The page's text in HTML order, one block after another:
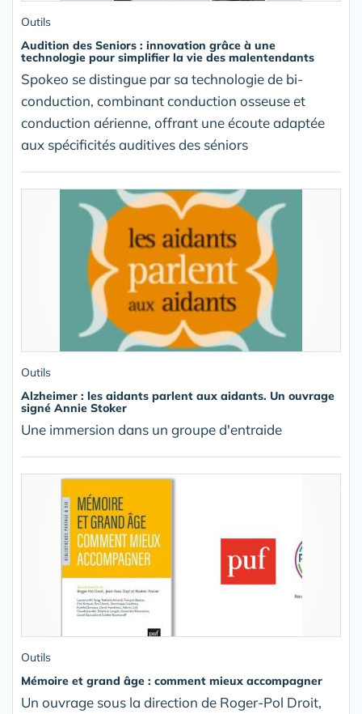
Outils
Audition des Seniors : innovation grâce à une
technologie pour simplifier la vie des malentendants
Spokeo se distingue par sa technologie de bi-
conduction, combinant conduction osseuse et
conduction aérienne, offrant une écoute adaptée
aux spécificités auditives des séniors
Outils
Alzheimer : les aidants parlent aux aidants. Un ouvrage
signé Annie Stoker
Une immersion dans un groupe d'entraide
Outils
Mémoire et grand âge : comment mieux accompagner
Un ouvrage sous la direction de Roger-Pol Droit,